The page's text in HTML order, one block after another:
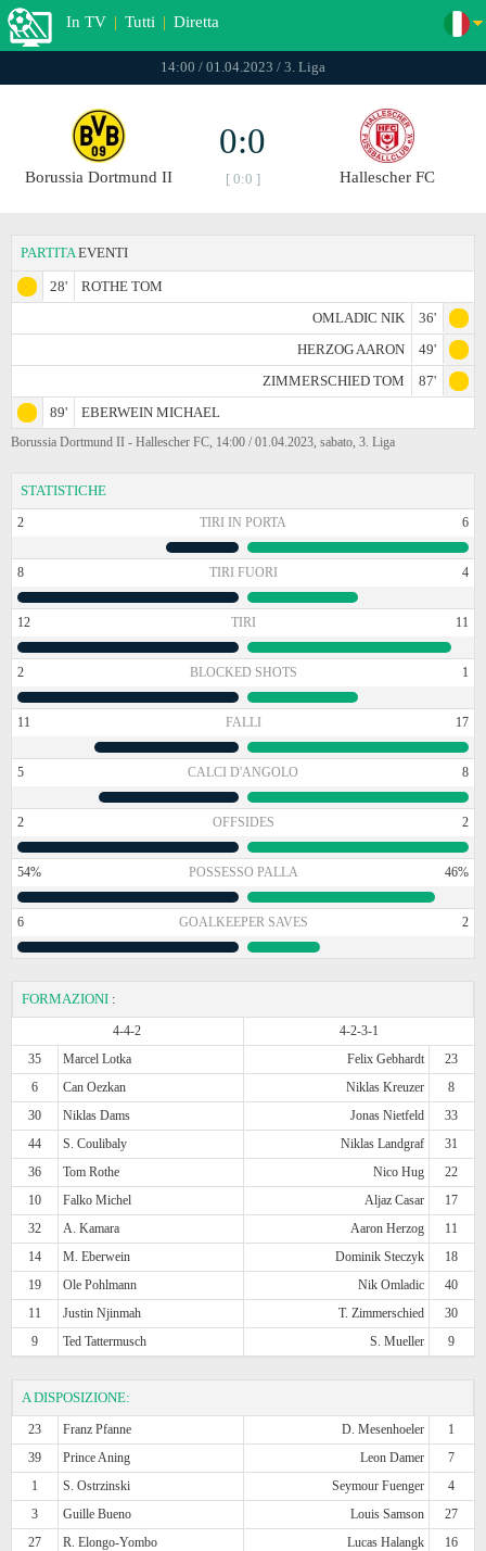
In TV | Tutti | Diretta
14:00 / 01.04.2023 / 3. Liga
Borussia Dortmund II
0:0
[ 0:0 ] Hallescher FC
PARTITA EVENTI
28'
ROTHE TOM
OMLADIC NIK
36'
HERZOG AARON
49'
ZIMMERSCHIED TOM
87'
89'
EBERWEIN MICHAEL
Borussia Dortmund II - Hallescher FC, 14:00 / 01.04.2023, sabato, 3. Liga
STATISTICHE
2 TIRI IN PORTA 6
8 TIRI FUORI 4
12 TIRI 11
2 BLOCKED SHOTS 1
11 FALLI 17
5 CALCI D'ANGOLO 8
2 OFFSIDES 2
54% POSSESSO PALLA 46%
6 GOALKEEPER SAVES 2
FORMAZIONI :
4-4-2
4-2-3-1
35
Marcel Lotka Felix Gebhardt
23
6
Can Oezkan Niklas Kreuzer
8
30
Niklas Dams Jonas Nietfeld
33
44
S. Coulibaly Niklas Landgraf
31
36
Tom Rothe Nico Hug
22
10
Falko Michel Aljaz Casar
17
32
A. Kamara Aaron Herzog
11
14
M. Eberwein Dominik Steczyk
18
19
Ole Pohlmann Nik Omladic
40
11
Justin Njinmah T. Zimmerschied
30
9
Ted Tattermusch S. Mueller 9
A DISPOSIZIONE:
23 Franz Pfanne D. Mesenhoeler
1
39
Prince Aning Leon Damer
7
1
S. Ostrzinski Seymour Fuenger
4
3
Guille Bueno Louis Samson
27
27
R. Elongo-Yombo Lucas Halangk
16